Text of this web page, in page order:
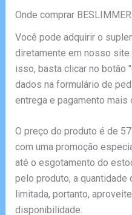
Onde comprar
Você pode adquirir o
diretamente em nosso site
isso, basta clicar no botão
dados na formulário de
entrega e pagamento mais
O preço do produto é de
com uma promoção
até o esgotamento do
pelo produto, a
limitada, portanto,
disponibilidade.